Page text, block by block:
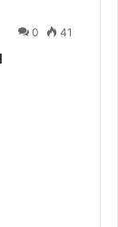
0 41